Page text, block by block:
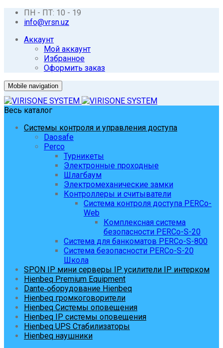
ПН - ПТ: 10 - 19
info@vrsn.uz
Аккаунт
Мой аккаунт
Избранное
Оформить заказ
Mobile navigation
Весь каталог
Системы контроля и управления доступа
Daosafe
Perco
Турникеты
Электронные проходные
Шлагбаум
Электромеханические замки
Контроллеры и считыватели
Система контроля доступа PERCo-
Web
Комплексная система
безопасности PERCo-S-20
Система для банкоматов PERCo-S-800
Система безопасности PERCo-S-20
Школа
SPON IP мини серверы IP усилители IP интерком
Hienbeq Premium Equipment
Dante‑оборудование Hienbeq
Hienbeq громкоговорители
Hienbeq Системы оповещения
Hienbeq IP системы оповещения
Hienbeq UPS Стабилизаторы
Hienbeq наушники